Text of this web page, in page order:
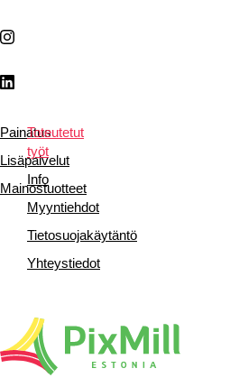
Painatus
Lisäpalvelut
Mainostuotteet
Toteutetut
työt
Info
Myyntiehdot
Tietosuojakäytäntö
Yhteystiedot